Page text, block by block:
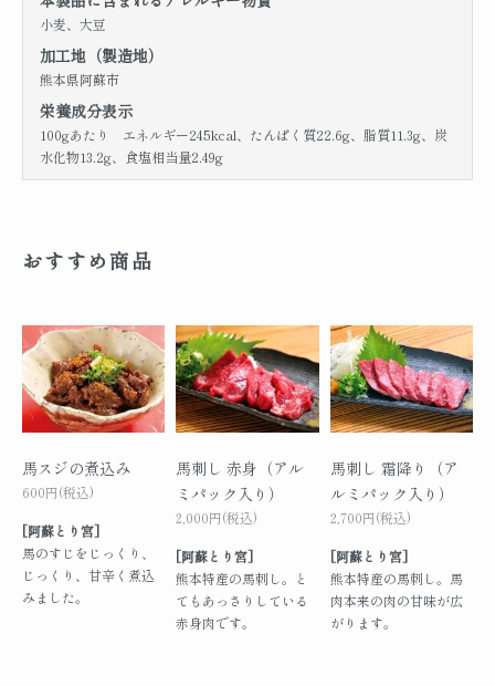
小麦、大豆
加工地（製造地）
熊本県阿蘇市
栄養成分表示
100gあたり エネルギー245kcal、たんぱく質22.6g、脂質11.3g、炭
水化物13.2g、食塩相当量2.49g
おすすめ商品
馬スジの煮込み
600円(税込)
[阿蘇とり宮]
馬のすじをじっくり、
じっくり、甘辛く煮込
みました。
馬刺し 赤身（アル
ミパック入り）
2,000円(税込)
[阿蘇とり宮]
熊本特産の馬刺し。と
てもあっさりしている
赤身肉です。
馬刺し 霜降り（ア
ルミパック入り）
2,700円(税込)
[阿蘇とり宮]
熊本特産の馬刺し。馬
肉本来の肉の甘味が広
がります。